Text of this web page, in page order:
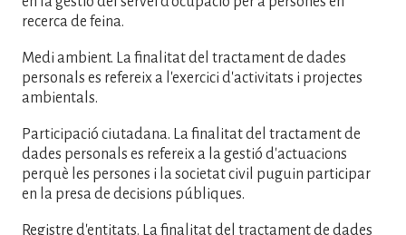
recerca de feina.
Medi ambient. La finalitat del tractament de dades
personals es refereix a l'exercici d'activitats i projectes
ambientals.
Participació ciutadana. La finalitat del tractament de
dades personals es refereix a la gestió d'actuacions
perquè les persones i la societat civil puguin participar
en la presa de decisions públiques.
Registre d'entitats. La finalitat del tractament de dades